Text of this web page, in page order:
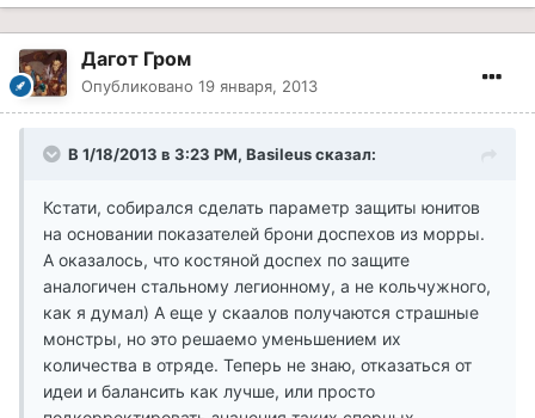
Дагот Гром
Опубликовано 19 января, 2013
В 1/18/2013 в 3:23 PM, Basileus сказал:
Кстати, собирался сделать параметр защиты юнитов
на основании показателей брони доспехов из морры.
А оказалось, что костяной доспех по защите
аналогичен стальному легионному, а не кольчужного,
как я думал) А еще у скаалов получаются страшные
монстры, но это решаемо уменьшением их
количества в отряде. Теперь не знаю, отказаться от
идеи и балансить как лучше, или просто